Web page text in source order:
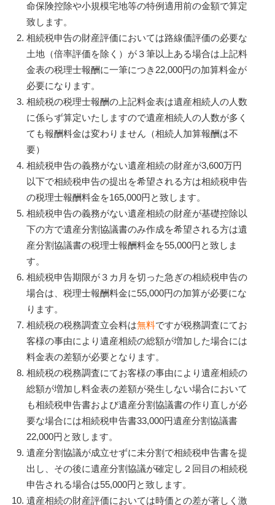
命保険控除や小規模宅地等の特例適用前の金額で算定
致します。
相続税申告の財産評価においては路線価評価の必要な
土地（倍率評価を除く）が３筆以上ある場合は上記料
金表の税理士報酬に一筆につき22,000円の加算料金が
必要になります。
相続税の税理士報酬の上記料金表は遺産相続人の人数
に係らず算定いたしますので遺産相続人の人数が多く
ても報酬料金は変わりません（相続人加算報酬は不
要）
相続税申告の義務がない遺産相続の財産が3,600万円
以下で相続税申告の提出を希望される方は相続税申告
の税理士報酬料金を165,000円と致します。
相続税申告の義務がない遺産相続の財産が基礎控除以
下の方で遺産分割協議書のみ作成を希望される方は遺
産分割協議書の税理士報酬料金を55,000円と致しま
す。
相続税申告期限が３カ月を切った急ぎの相続税申告の
場合は、税理士報酬料金に55,000円の加算が必要にな
ります。
相続税の税務調査立会料は無料ですが税務調査にてお
客様の事由により遺産相続の総額が増加した場合には
料金表の差額が必要となります。
相続税の税務調査にてお客様の事由により遺産相続の
総額が増加し料金表の差額が発生しない場合において
も相続税申告書および遺産分割協議書の作り直しが必
要な場合には相続税申告書33,000円遺産分割協議書
22,000円と致します。
遺産分割協議が成立せずに未分割で相続税申告書を提
出し、その後に遺産分割協議が確定し２回目の相続税
申告される場合は55,000円と致します。
遺産相続の財産評価においては時価との差が著しく激